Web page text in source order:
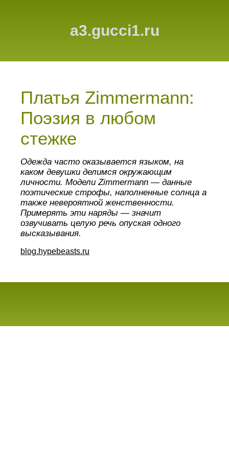
a3.gucci1.ru
Платья Zimmermann:
Поэзия в любом
стежке
Одежда часто оказывается языком, на
каком девушки делимся окружающим
личности. Модели Zimmermann — данные
поэтические строфы, наполненные солнца а
также невероятной женственности.
Примерять эти наряды — значит
озвучивать целую речь опуская одного
высказывания.
blog.hypebeasts.ru